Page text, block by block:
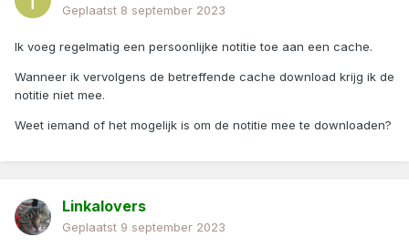
Geplaatst 8 september 2023
Ik voeg regelmatig een persoonlijke notitie toe aan een cache.
Wanneer ik vervolgens de betreffende cache download krijg ik de
notitie niet mee.
Weet iemand of het mogelijk is om de notitie mee te downloaden?
Linkalovers
Geplaatst 9 september 2023